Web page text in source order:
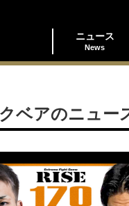
ニュース
News
ベアのニュー